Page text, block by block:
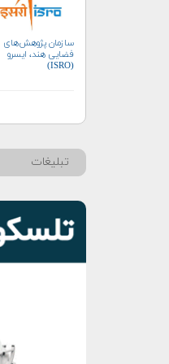
سازمان پژوهش‌های
فضایی هند، ایسرو
(ISRO)
تبلیغات